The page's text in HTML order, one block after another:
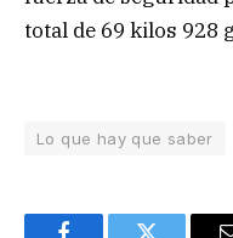
total de 69 kilos 928
Lo que hay que saber